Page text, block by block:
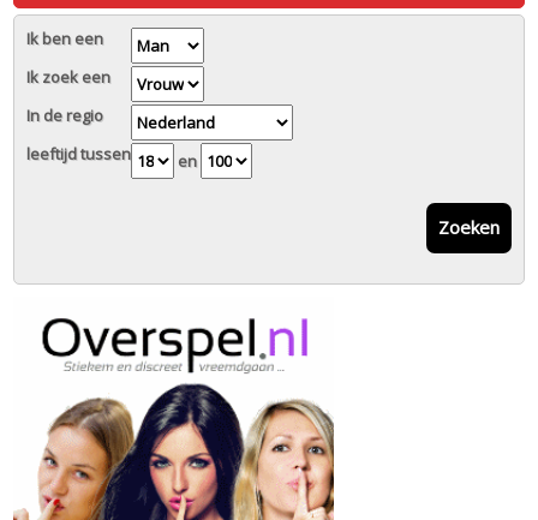
Ik ben een
Ik zoek een
In de regio
leeftijd tussen
en
Zoeken